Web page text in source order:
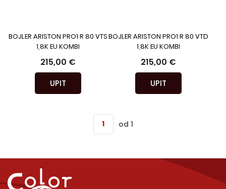
BOJLER ARISTON PRO1 R 80 VTS
1,8K EU KOMBI
215,00 €
UPIT
BOJLER ARISTON PRO1 R 80 VTD
1,8K EU KOMBI
215,00 €
UPIT
od 1